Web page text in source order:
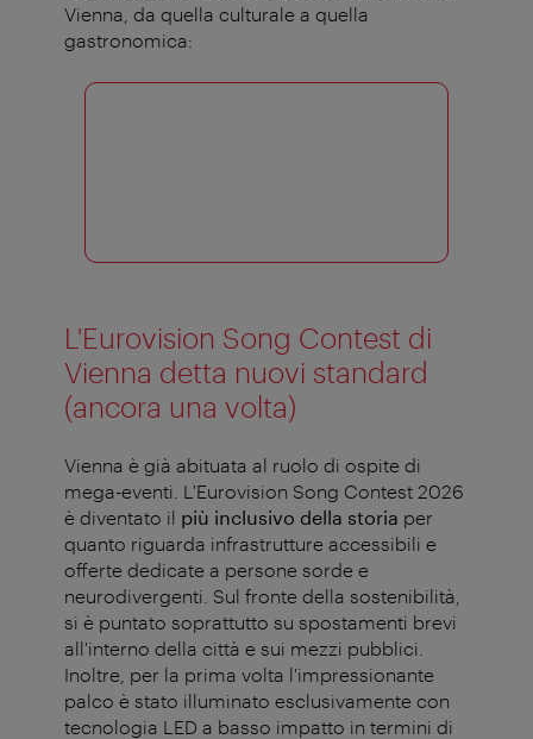
Vienna, da quella culturale a quella
gastronomica:
L'Eurovision Song Contest di
Vienna detta nuovi standard
(ancora una volta)
Vienna è già abituata al ruolo di ospite di
mega-eventi. L'Eurovision Song Contest 2026
è diventato il più inclusivo della storia per
quanto riguarda infrastrutture accessibili e
offerte dedicate a persone sorde e
neurodivergenti. Sul fronte della sostenibilità,
si è puntato soprattutto su spostamenti brevi
all'interno della città e sui mezzi pubblici.
Inoltre, per la prima volta l'impressionante
palco è stato illuminato esclusivamente con
tecnologia LED a basso impatto in termini di